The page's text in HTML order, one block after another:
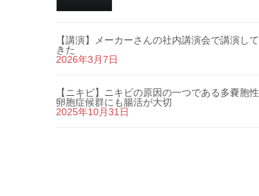
【講演】メーカーさんの社内講演会で講演して
きた
2026年3月7日
【ニキビ】ニキビの原因の一つである多嚢胞性
卵胞症候群にも腸活が大切
2025年10月31日